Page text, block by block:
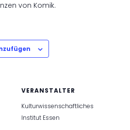
von Komik.
VERANSTALTER
Kulturwissenschaftliches
Institut Essen